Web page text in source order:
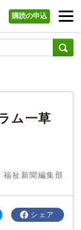
購読の申込
ム一草
福祉新聞編集部
シェア